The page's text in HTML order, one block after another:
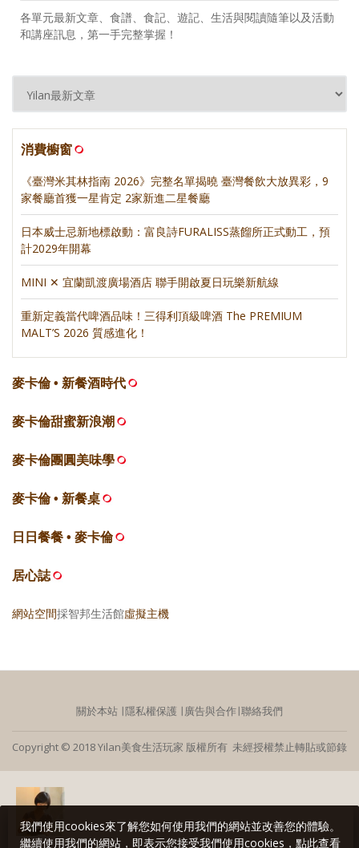
各單元最新文章、食譜、食記、遊記、生活與閱讀隨筆以及活動
和講座訊息，第一手完整掌握！
消費櫥窗
《臺灣米其林指南 2026》完整名單揭曉 臺灣餐飲大放異彩，9
家餐廳首獲一星肯定 2家新進二星餐廳
日本威士忌新地標啟動：富良詩FURALISS蒸餾所正式動工，預
計2029年開幕
MINI ✕ 宜蘭凱渡廣場酒店 聯手開啟夏日玩樂新航線
重新定義當代啤酒品味！三得利頂級啤酒 The PREMIUM
MALT’S 2026 質感進化！
麥卡倫 • 新餐酒時代
麥卡倫甜蜜新浪潮
麥卡倫團圓美味學
麥卡倫 • 新餐桌
日日餐餐 • 麥卡倫
居心誌
網站空間採智邦生活館虛擬主機
關於本站 ∣隱私權保護 ∣廣告與合作∣聯絡我們
Copyright © 2018 Yilan美食生活玩家 版權所有 未經授權禁止轉貼或節錄
我們使用cookies來了解您如何使用我們的網站並改善您的體驗。
繼續使用我們的網站，即表示您接受我們使用cookies，點此查看